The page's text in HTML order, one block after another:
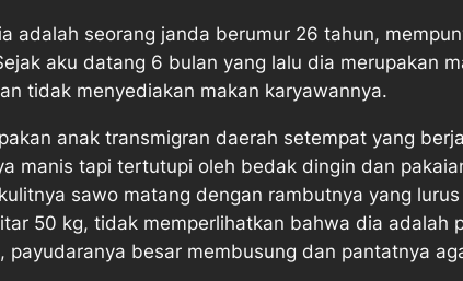
adalah seorang janda berumur 26 tahun,
aku datang 6 bulan yang lalu dia merupakan
tidak menyediakan makan karyawannya.
anak transmigran daerah setempat yang
manis tapi tertutupi oleh bedak dingin dan
sawo matang dengan rambutnya yang
50 kg, tidak memperlihatkan bahwa dia adalah
besar membusung dan pantatnya